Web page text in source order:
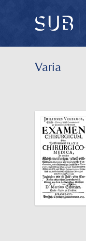
Varia